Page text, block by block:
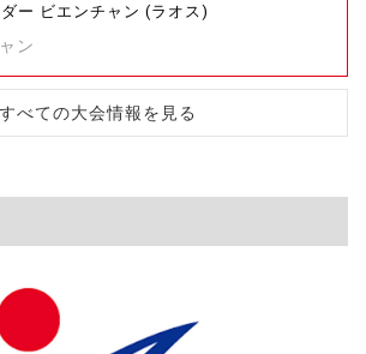
ー ビエンチャン (ラオス)
ン
すべての大会情報を見る